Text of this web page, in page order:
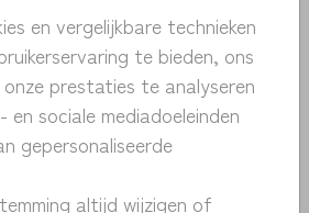
en vergelijkbare technieken
te bieden, ons
prestaties te analyseren
en sociale mediadoeleinden
gepersonaliseerde
altijd wijzigen of
met konijntje. Het konijntje
Pas het kaartje
bestel een proefdruk voor 1